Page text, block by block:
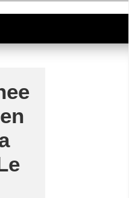
GP